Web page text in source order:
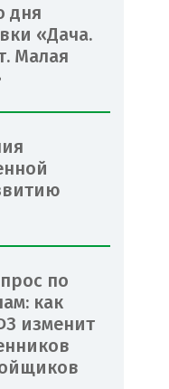
дня
«Дача.
Малая
по
как
изменит